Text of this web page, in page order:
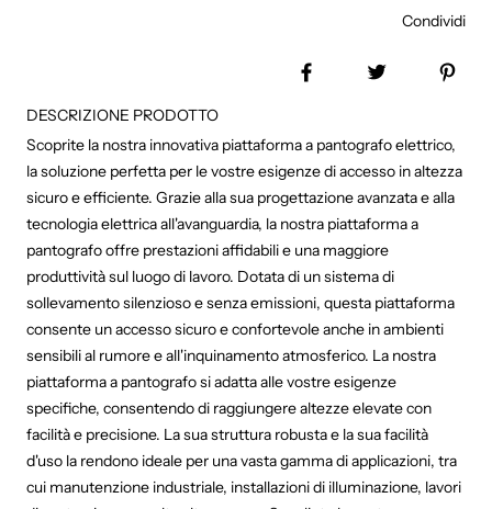
Condividi
DESCRIZIONE PRODOTTO
Scoprite la nostra innovativa piattaforma a pantografo elettrico,
la soluzione perfetta per le vostre esigenze di accesso in altezza
sicuro e efficiente. Grazie alla sua progettazione avanzata e alla
tecnologia elettrica all'avanguardia, la nostra piattaforma a
pantografo offre prestazioni affidabili e una maggiore
produttività sul luogo di lavoro. Dotata di un sistema di
sollevamento silenzioso e senza emissioni, questa piattaforma
consente un accesso sicuro e confortevole anche in ambienti
sensibili al rumore e all'inquinamento atmosferico. La nostra
piattaforma a pantografo si adatta alle vostre esigenze
specifiche, consentendo di raggiungere altezze elevate con
facilità e precisione. La sua struttura robusta e la sua facilità
d'uso la rendono ideale per una vasta gamma di applicazioni, tra
cui manutenzione industriale, installazioni di illuminazione, lavori